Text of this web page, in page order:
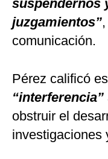
suspendernos
juzgamientos”
comunicación.
Pérez calificó
“interferencia”
obstruir el
investigaciones